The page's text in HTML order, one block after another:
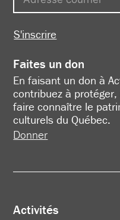
S'inscrire
Faites un don
En faisant un don à
contribuez à
faire connaître le
culturels du Québec.
Donner
Activités